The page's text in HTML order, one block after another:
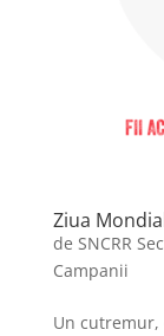
Ziua
de SNCRR
Campanii
Un